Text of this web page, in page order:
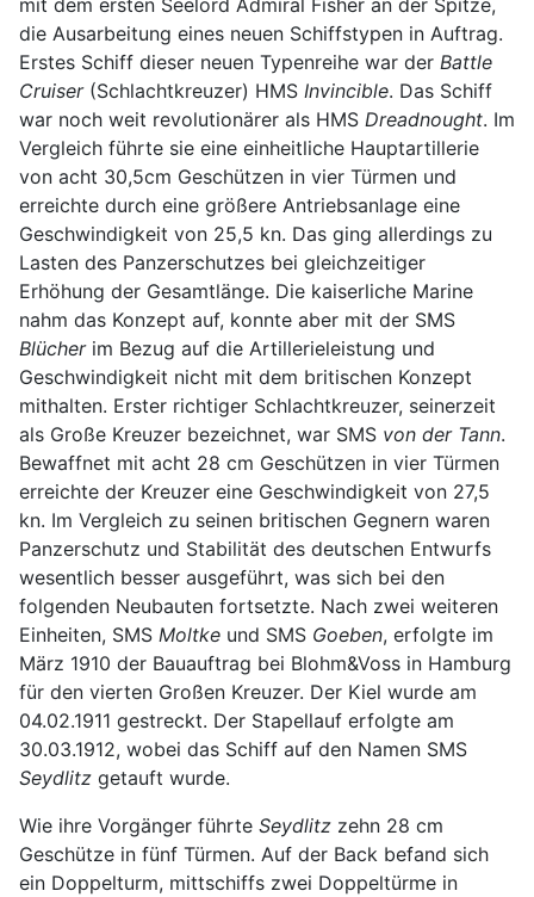
die Ausarbeitung eines neuen Schiffstypen in Auftrag.
Erstes Schiff dieser neuen Typenreihe war der Battle
Cruiser(Schlachtkreuzer) HMS Invincible. Das Schiff
war noch weit revolutionärer als HMS Dreadnought. Im
Vergleich führte sie eine einheitliche Hauptartillerie
von acht 30,5cm Geschützen in vier Türmen und
erreichte durch eine größere Antriebsanlage eine
Geschwindigkeit von 25,5 kn. Das ging allerdings zu
Lasten des Panzerschutzes bei gleichzeitiger
Erhöhung der Gesamtlänge. Die kaiserliche Marine
nahm das Konzept auf, konnte aber mit der SMS
Blücherim Bezug auf die Artillerieleistung und
Geschwindigkeit nicht mit dem britischen Konzept
mithalten. Erster richtiger Schlachtkreuzer, seinerzeit
als Große Kreuzer bezeichnet, war SMS von der Tann.
Bewaffnet mit acht 28 cm Geschützen in vier Türmen
erreichte der Kreuzer eine Geschwindigkeit von 27,5
kn. Im Vergleich zu seinen britischen Gegnern waren
Panzerschutz und Stabilität des deutschen Entwurfs
wesentlich besser ausgeführt, was sich bei den
folgenden Neubauten fortsetzte. Nach zwei weiteren
Einheiten, SMS Moltke und SMS Goeben, erfolgte im
März 1910 der Bauauftrag bei Blohm&Voss in Hamburg
für den vierten Großen Kreuzer. Der Kiel wurde am
04.02.1911 gestreckt. Der Stapellauf erfolgte am
30.03.1912, wobei das Schiff auf den Namen SMS
Seydlitz getauft wurde.
Wie ihre Vorgänger führte Seydlitz zehn 28 cm
Geschütze in fünf Türmen. Auf der Back befand sich
ein Doppelturm, mittschiffs zwei Doppeltürme in